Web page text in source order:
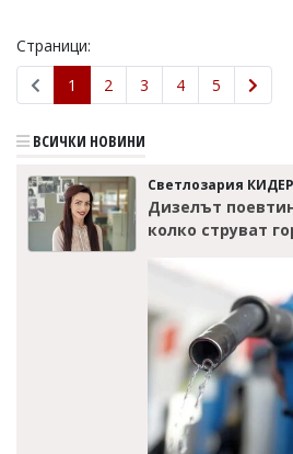
Страници:
1
2 3 4 5
ВСИЧКИ НОВИНИ
Светлозария
Дизелът
колко струват